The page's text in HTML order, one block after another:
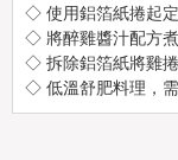
◇ 使用鋁箔紙捲起
◇ 將醉雞醬汁配方
◇ 拆除鋁箔紙將雞
◇ 低溫舒肥料理，